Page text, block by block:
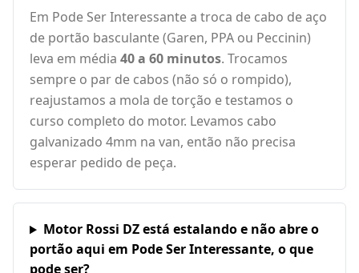
Em Pode Ser Interessante a troca de cabo de aço
de portão basculante (Garen, PPA ou Peccinin)
leva em média 40 a 60 minutos. Trocamos
sempre o par de cabos (não só o rompido),
reajustamos a mola de torção e testamos o
curso completo do motor. Levamos cabo
galvanizado 4mm na van, então não precisa
esperar pedido de peça.
Motor Rossi DZ está estalando e não abre o
portão aqui em Pode Ser Interessante, o que
pode ser?